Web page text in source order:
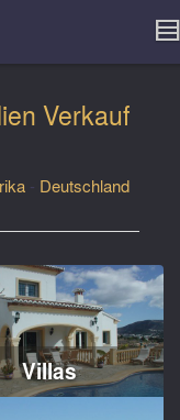
Verkauf
- Deutschland
Villas